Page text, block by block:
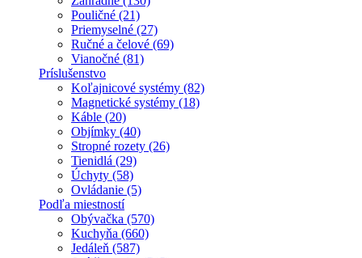
Pouličné (21)
Priemyselné (27)
Ručné a čelové (69)
Vianočné (81)
Príslušenstvo
Koľajnicové systémy (82)
Magnetické systémy (18)
Káble (20)
Objímky (40)
Stropné rozety (26)
Tienidlá (29)
Úchyty (58)
Ovládanie (5)
Podľa miestností
Obývačka (570)
Kuchyňa (660)
Jedáleň (587)